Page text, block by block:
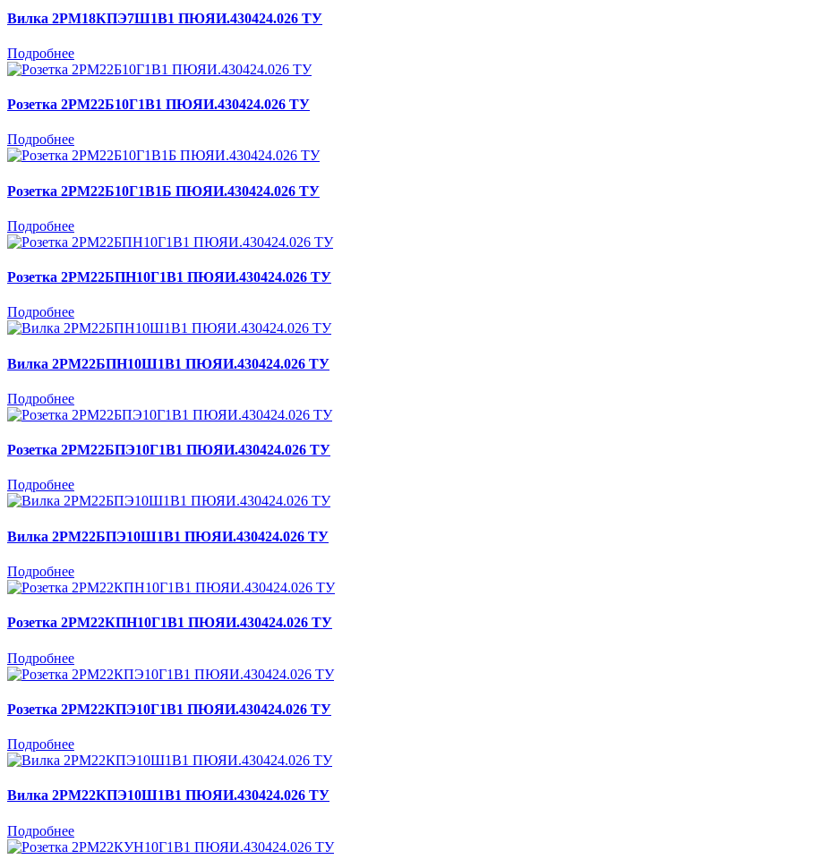
Вилка 2РМ18КПЭ7Ш1В1 ПЮЯИ.430424.026 ТУ
Подробнее
Розетка 2РМ22Б10Г1В1 ПЮЯИ.430424.026 ТУ
Подробнее
Розетка 2РМ22Б10Г1В1Б ПЮЯИ.430424.026 ТУ
Подробнее
Розетка 2РМ22БПН10Г1В1 ПЮЯИ.430424.026 ТУ
Подробнее
Вилка 2РМ22БПН10Ш1В1 ПЮЯИ.430424.026 ТУ
Подробнее
Розетка 2РМ22БПЭ10Г1В1 ПЮЯИ.430424.026 ТУ
Подробнее
Вилка 2РМ22БПЭ10Ш1В1 ПЮЯИ.430424.026 ТУ
Подробнее
Розетка 2РМ22КПН10Г1В1 ПЮЯИ.430424.026 ТУ
Подробнее
Розетка 2РМ22КПЭ10Г1В1 ПЮЯИ.430424.026 ТУ
Подробнее
Вилка 2РМ22КПЭ10Ш1В1 ПЮЯИ.430424.026 ТУ
Подробнее